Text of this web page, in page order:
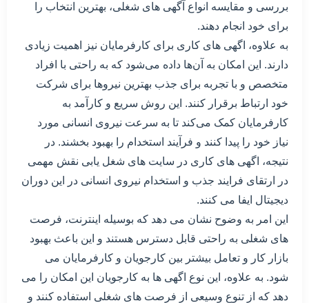
بررسی و مقایسه انواع آگهی های شغلی، بهترین انتخاب را
برای خود انجام دهند.
به علاوه، اگهی های کاری برای کارفرمایان نیز اهمیت زیادی
دارند. این امکان به آن‌ها داده می‌شود که به راحتی با افراد
متخصص و با تجربه برای جذب بهترین نیروها برای شرکت
خود ارتباط برقرار کنند. این روش سریع و کارآمد به
کارفرمایان کمک می‌کند تا به سرعت نیروی انسانی مورد
نیاز خود را پیدا کنند و فرآیند استخدام را بهبود بخشند. در
نتیجه، اگهی های کاری در سایت های شغل یابی نقش مهمی
در ارتقای فرایند جذب و استخدام نیروی انسانی در این دوران
دیجیتال ایفا می کنند.
این امر به وضوح نشان می دهد که بوسیله اینترنت، فرصت
های شغلی به راحتی قابل دسترس هستند و این باعث بهبود
بازار کار و تعامل بیشتر بین کارجویان و کارفرمایان می
شود. به علاوه، این نوع اگهی ها به کارجویان این امکان را می
دهد که از تنوع وسیعی از فرصت های شغلی استفاده کنند و